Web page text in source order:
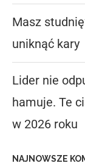
Masz
uniknąć kary
Lider nie
hamuje. Te
w 2026 roku
NAJNOWSZE